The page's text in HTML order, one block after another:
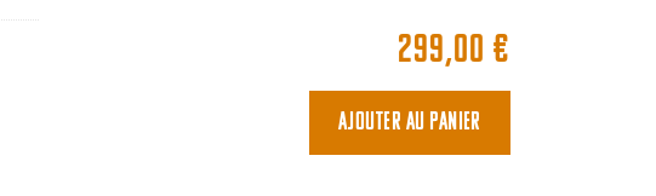
299,00€
Ajouter au panier